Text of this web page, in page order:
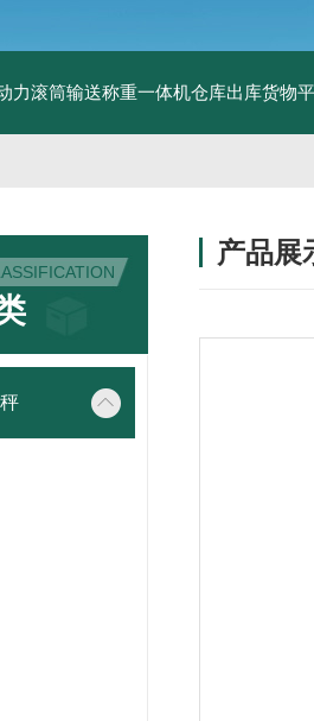
力滚筒输送称重一体机仓库出库货物
产品展